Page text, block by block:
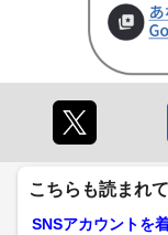
こちらも読まれ
SNSアカウントを